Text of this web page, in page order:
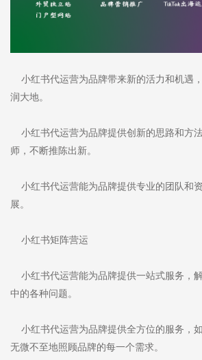
小红书代运营为品牌带来新的活力和机遇
润大地。
小红书代运营为品牌提供创新的思路和方
师，不断推陈出新。
小红书代运营能为品牌提供专业的团队和
展。
小红书矩阵营运
小红书代运营能为品牌提供一站式服务，
中的各种问题。
小红书代运营为品牌提供全方位的服务，
无微不至地照顾品牌的每一个需求。